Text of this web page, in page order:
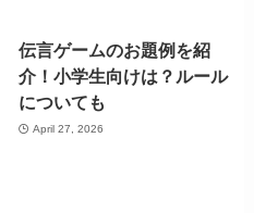
伝言ゲームのお題例を紹
介！小学生向けは？ルール
についても
April 27, 2026